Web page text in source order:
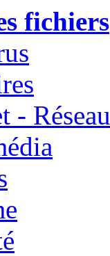
fichiers
- Réseau